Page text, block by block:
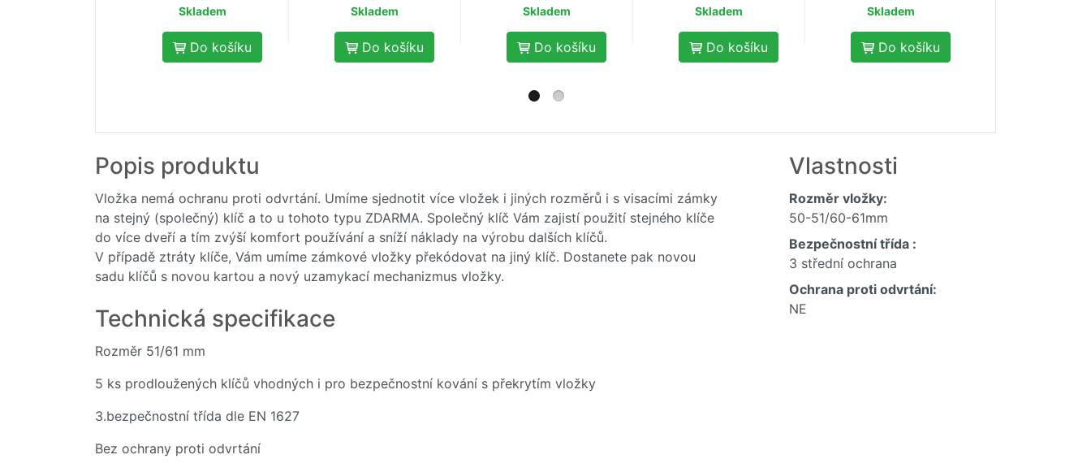
Do košíku
Skladem
Do košíku
Skladem
Do košíku
Skladem
Do košíku
Skladem
Do košíku
Skladem
- 10
Klíč EVVA k vložce
G330
165,- Kč 148,- Kč
Skladem
Popis produktu
Vložka nemá ochranu proti odvrtání. Umíme sjednotit více vložek i jiných rozměrů i s visacími zámky
na stejný (společný) klíč a to u tohoto typu ZDARMA. Společný klíč Vám zajistí použití stejného klíče
do více dveří a tím zvýší komfort používání a sníží náklady na výrobu dalších klíčů.
V případě ztráty klíče, Vám umíme zámkové vložky překódovat na jiný klíč. Dostanete pak novou
sadu klíčů s novou kartou a nový uzamykací mechanizmus vložky.
Technická specifikace
Rozměr 51/61 mm
5 ks prodloužených klíčů vhodných i pro bezpečnostní kování s překrytím vložky
3.bezpečnostní třída dle EN 1627
Bez ochrany proti odvrtání
Vlastnosti
Rozměr vložky:
50-51/60-61mm
Bezpečnostní třída :
3 střední ochrana
Ochrana proti odvrtání:
NE